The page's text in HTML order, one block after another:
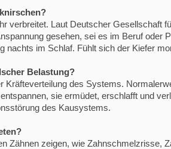
verbreitet. Laut Deutscher Gesellschaft
gesehen, sei es im Beruf oder
nachts im Schlaf. Fühlt sich der Kiefer
Belastung?
Kräfteverteilung des Systems.
sie ermüdet, erschlafft und
des Kausystems.
Zähnen zeigen, wie Zahnschmelzrisse,